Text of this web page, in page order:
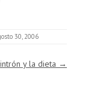
30, 2006
y la dieta →